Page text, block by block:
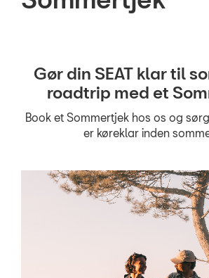
Gør din SEAT klar til
roadtrip med et
Book et Sommertjek hos os og
er køreklar inden